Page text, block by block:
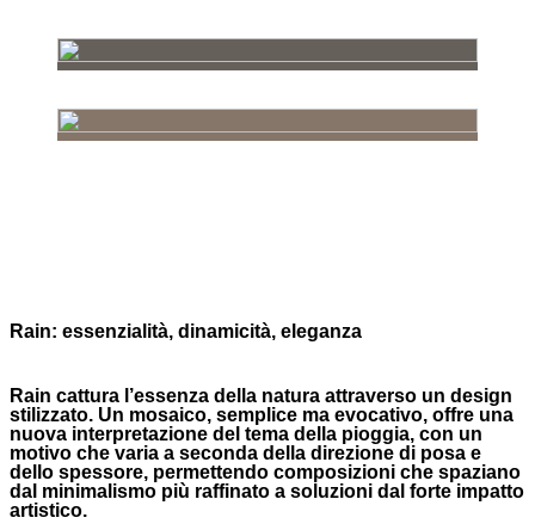
Rain: essenzialità, dinamicità, eleganza
Rain cattura l’essenza della natura attraverso un design
stilizzato. Un mosaico, semplice ma evocativo, offre una
nuova interpretazione del tema della pioggia, con un
motivo che varia a seconda della direzione di posa e
dello spessore, permettendo composizioni che spaziano
dal minimalismo più raffinato a soluzioni dal forte impatto
artistico.